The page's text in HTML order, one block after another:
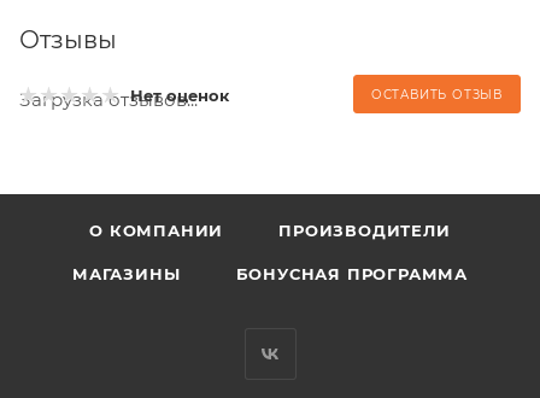
Отзывы
Нет оценок ОСТАВИТЬ ОТЗЫВ
Загрузка отзывов...
О КОМПАНИИ ПРОИЗВОДИТЕЛИ
МАГАЗИНЫ БОНУСНАЯ ПРОГРАММА